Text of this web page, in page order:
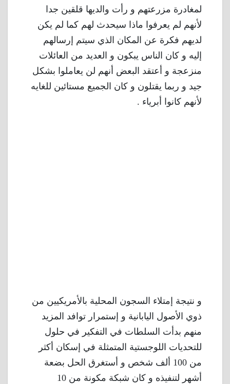
لمغادرة مزرعتهم و رأت والديها قلقين جدا
لأنهم لم يعرفوا ماذا سيحدث لهم كما لم يكن
لديهم فكرة عن المكان الذي سيتم إرسالهم
إليه و كان الناس يبكون و العديد من العائلات
منزعجة و أعتقد البعض أنهم لن يعاملوا بشكل
جيد و ربما يقتلون و كان الجميع مستائين للغايه
لأنهم كانوا أبرياء .
و نتيجة إمتلاء السجون المحلية بالأمريكيين من
ذوي الأصول اليابانية و إستمرار توافد المزيد
منهم بدأت السلطات في التفكير في حلول
للتحديات اللوجستية المتمثلة في إسكان أكثر
من 100 ألف شخص و أستغرق الحل بضعة
أشهر لتنفيذه و كان شبكة مكونة من 10